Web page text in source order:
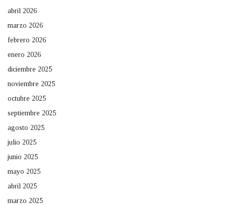
abril 2026
marzo 2026
febrero 2026
enero 2026
diciembre 2025
noviembre 2025
octubre 2025
septiembre 2025
agosto 2025
julio 2025
junio 2025
mayo 2025
abril 2025
marzo 2025